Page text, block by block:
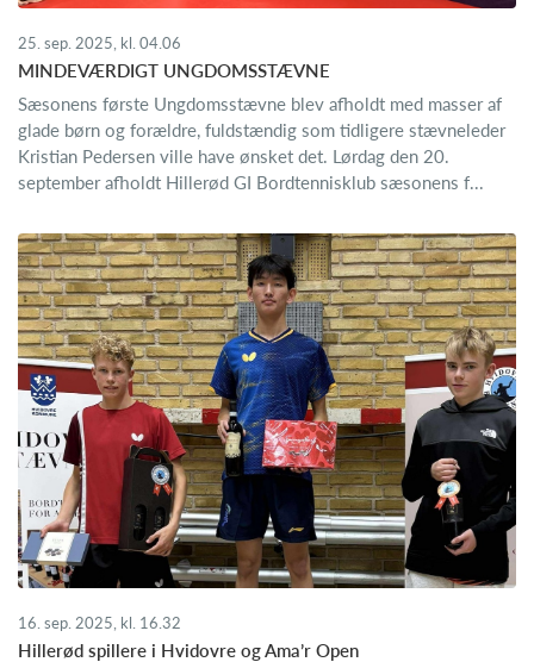
25. sep. 2025, kl. 04.06
MINDEVÆRDIGT UNGDOMSSTÆVNE
Sæsonens første Ungdomsstævne blev afholdt med masser af
glade børn og forældre, fuldstændig som tidligere stævneleder
Kristian Pedersen ville have ønsket det. Lørdag den 20.
september afholdt Hillerød GI Bordtennisklub sæsonens f...
16. sep. 2025, kl. 16.32
Hillerød spillere i Hvidovre og Ama’r Open